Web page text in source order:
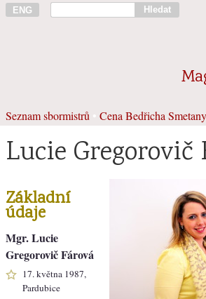
ENG Hledat
Seznam sbormistrů Cena Bedřicha Smetany
Lucie Gregorovič
Základní
údaje
Mgr. Lucie
Gregorovič Fárová
17. května 1987,
Pardubice